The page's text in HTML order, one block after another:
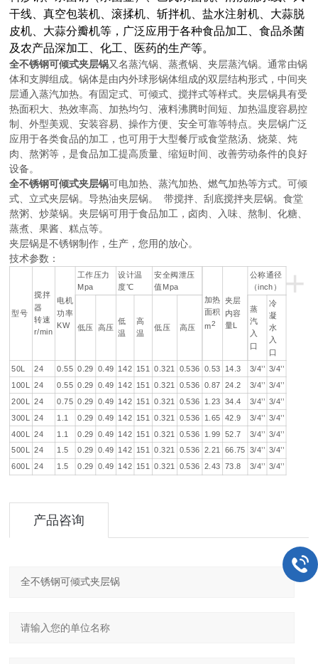
干线、真空包装机、滚揉机、斩拌机、盐水注射机、大蒜脱
皮机、大蒜分瓣机等，广泛应用于各种食品加工、食品杀菌
及农产品深加工、化工、医药的生产等。
全不锈钢可倾式夹层锅又名蒸汽锅、蒸煮锅、夹层蒸汽锅。通常由锅
体和支脚组成。锅体是由内外球形锅体组成的双层结构形式，中间夹
层通入蒸汽加热。有固定式、可倾式、搅拌式等样式。夹层锅具有受
热面积大、热效率高、加热均匀、液料沸腾时间短、加热温度容易控
制、外型美观、安装容易、操作方便、安全可靠等特点。夹层锅广泛
应用于各类食品的加工，也可用于大型餐厅或食堂熬汤、烧菜、炖
肉、熬粥等，是食品加工提高质量、缩短时间、改善劳动条件的良好
设备。
全不锈钢可倾式夹层锅可电加热、蒸汽加热、燃气加热等方式。可倾
式、立式夹层锅。导热油夹层锅。 带搅拌、刮底搅拌夹层锅。食堂
熬粥、炒菜锅。夹层锅可用于食品加工，卤肉、入味、熬制、化糖、
蒸煮、果酱、糕点等。
夹层锅是不锈钢制作，生产，您用的放心。
技术参数：
+
型号
搅拌
器
转速
r/min
电机
功率
KW
工作压力
Mpa
设计温
度℃
安全阀泄压
值Mpa
加热
面积
m2
夹层
内容
量L
公称通径
（inch）
低压 高压
低
温
高
温
低压 高压
蒸
汽
入
口
冷
凝
水
入
口
50L
24 0.55 0.29 0.49 142 151 0.321 0.536 0.53 14.3 3/4’’ 3/4’’
100L
24 0.55 0.29 0.49 142 151 0.321 0.536 0.87 24.2 3/4’’ 3/4’’
200L 24 0.75 0.29 0.49 142 151 0.321 0.536 1.23 34.4 3/4’’ 3/4’’
300L 24 1.1 0.29 0.49 142 151 0.321 0.536 1.65 42.9 3/4’’ 3/4’’
400L
24 1.1 0.29 0.49 142 151 0.321 0.536 1.99 52.7 3/4’’ 3/4’’
500L 24 1.5 0.29 0.49 142 151 0.321 0.536 2.21 66.75 3/4’’ 3/4’’
600L 24 1.5 0.29 0.49 142 151 0.321 0.536 2.43 73.8 3/4’’ 3/4’’
产品咨询